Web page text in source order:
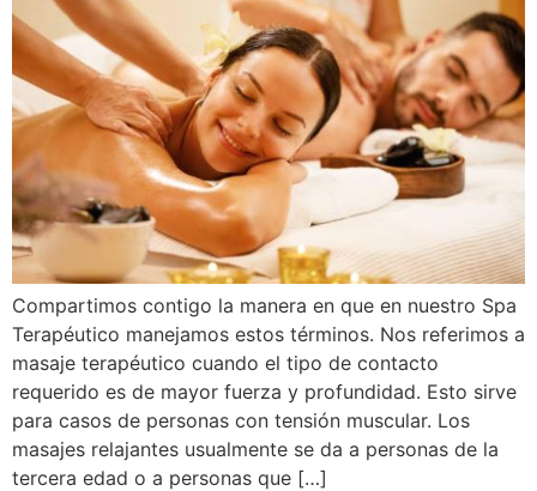
Compartimos contigo la manera en que en nuestro Spa
Terapéutico manejamos estos términos. Nos referimos a
masaje terapéutico cuando el tipo de contacto
requerido es de mayor fuerza y profundidad. Esto sirve
para casos de personas con tensión muscular. Los
masajes relajantes usualmente se da a personas de la
tercera edad o a personas que […]